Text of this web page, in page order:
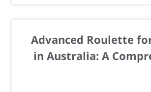
Advanced Roulette
in Australia: A